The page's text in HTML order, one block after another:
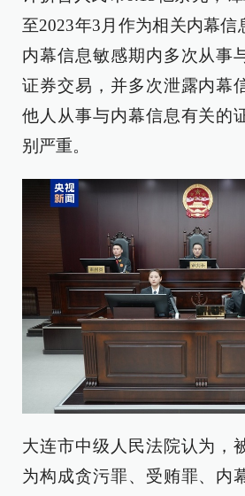
至2023年3月作为相关内幕信
内幕信息敏感期内多次从事
证券交易，并多次泄露内幕
他人从事与内幕信息有关的
别严重。
大连市中级人民法院认为，
为构成贪污罪、受贿罪、内